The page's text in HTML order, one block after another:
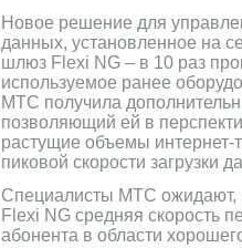
Новое решение для
данных, установленное на
шлюз Flexi NG – в 10 раз
используемое ранее
МТС получила
позволяющий ей в
растущие объемы
пиковой скорости загрузки
Специалисты МТС ожидают,
Flexi NG средняя скорость
абонента в области